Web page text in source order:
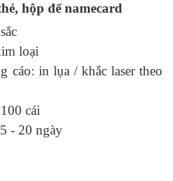
hộp để namecard
loại
cáo: in lụa / khắc laser theo
cái
5 - 20 ngày